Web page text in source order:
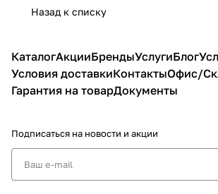
Назад к списку
КаталогАкцииБрендыУслугиБлог
Условия доставкиКонтактыОфис/
Гарантия на товарДокументы
Подписаться на новости и акции